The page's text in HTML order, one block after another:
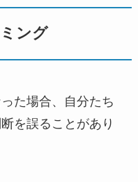
ング
た場合、自分たち
を誤ることがあり